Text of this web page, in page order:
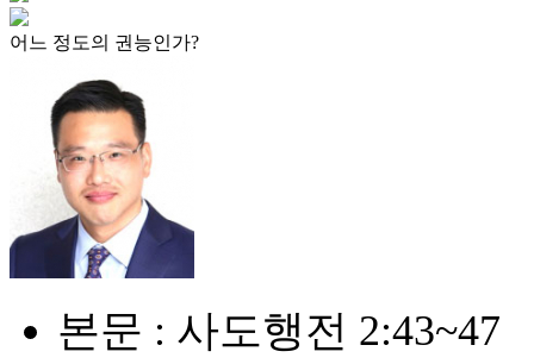
어느 정도의 권능인가?
본문 : 사도행전 2:43~47